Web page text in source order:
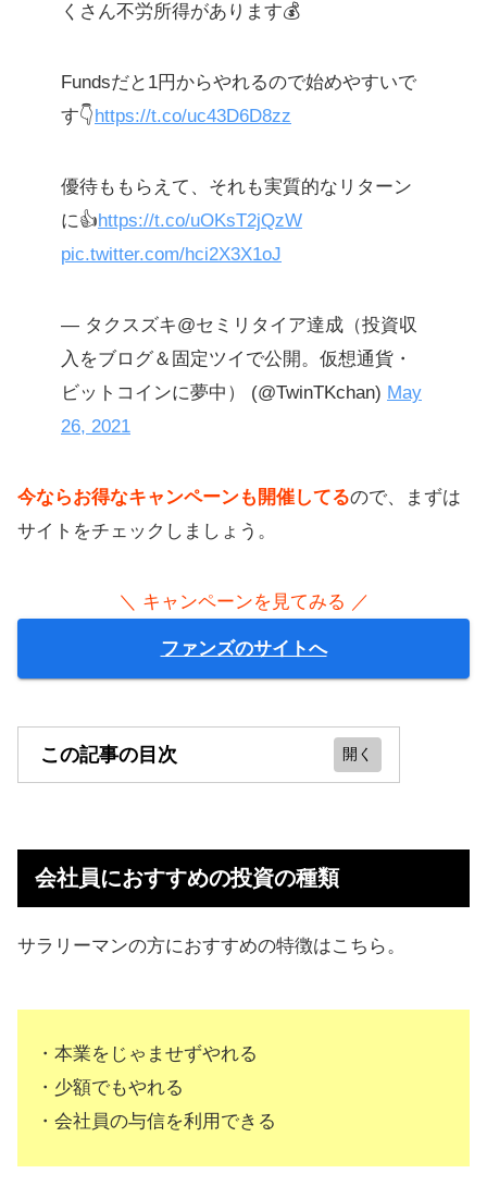
くさん不労所得があります💰
Fundsだと1円からやれるので始めやすいで
す👇https://t.co/uc43D6D8zz
優待ももらえて、それも実質的なリターン
に👍https://t.co/uOKsT2jQzW
pic.twitter.com/hci2X3X1oJ
— タクスズキ@セミリタイア達成（投資収
入をブログ＆固定ツイで公開。仮想通貨・
ビットコインに夢中） (@TwinTKchan) May
26, 2021
今ならお得なキャンペーンも開催してるので、まずは
サイトをチェックしましょう。
＼ キャンペーンを見てみる ／
ファンズのサイトへ
この記事の目次
外貨つみたてで毎日収入
株、FXでレバレッジ取引する方法
【まとめ】社畜をやめたい人におす
会社員におすすめの投資の種類
サラリーマンの方におすすめの特徴はこちら。
・本業をじゃませずやれる
・少額でもやれる
・会社員の与信を利用できる